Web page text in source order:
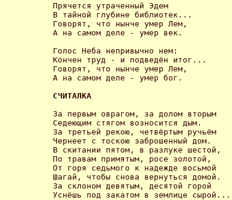
Прячется утраченный Эдем
В тайной глубине библиотек...
Говорят, что нынче умер Лем,
А на самом деле - умер век.
Голос Неба непривычно нем:
Кончен труд - и подведён итог...
Говорят, что нынче умер Лем,
А на самом деле - умер бог.
СЧИТАЛКА
За первым оврагом, за долом вторым
Седеющим стягом возносится дым.
За третьей рекою, четвёртым ручьём
Чернеет с тоскою заброшенный дом.
В скитании пятом, в разлуке шестой,
По травам примятым, росе золотой,
От горя седьмого к надежде восьмой
Шагай, чтобы снова вернуться домой.
За склоном девятым, десятой горой
Уснёшь под закатом в землице сырой...